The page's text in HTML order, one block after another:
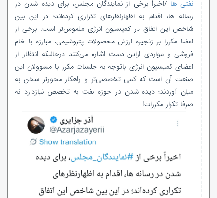
نفتی ها /اخیراٌ برخی از نمایندگان مجلس، برای دیده شدن در
رسانه ها، اقدام به اظهارنظرهای تکراری کرده‌اند؛ در این بین
شاخص این اتفاق در کمیسیون انرژی ملموس‌تر است. برخی از
اعضا مکررا بر زنجیره ارزش محصولات پتروشیمی، مبارزه با خام
فروشی و مواردی ازاین دست اشاره می‌کنند درحالیکه انتظار از
اعضای کمیسیون انرژی باتوجه به جلسات مکرر با مسوولان این
صنعت آن است که کمی تخصصی‌تر و راهکار محورتر سخن به
میان آوردند؛ دیده شدن در حوزه نفت به تخصص نیازدارد نه
صرفا تکرار مکررات!